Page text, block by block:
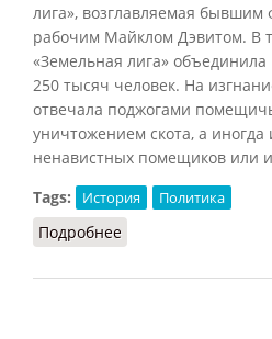
лига», возглавляемая
рабочим Майклом Дэвитом. В
«Земельная лига»
250 тысяч человек. На
отвечала поджогами
уничтожением скота, а
ненавистных помещиков или
Tags:
История Политика
Подробнее